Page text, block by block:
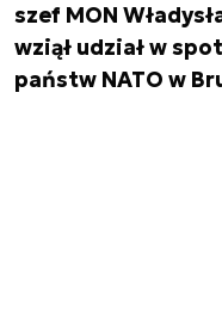
szef MON
wziął udział w
państw NATO w